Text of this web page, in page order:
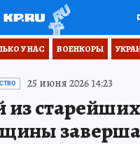
У НАС ВОЕНКОРЫ
25 июня 2026 14:23
из